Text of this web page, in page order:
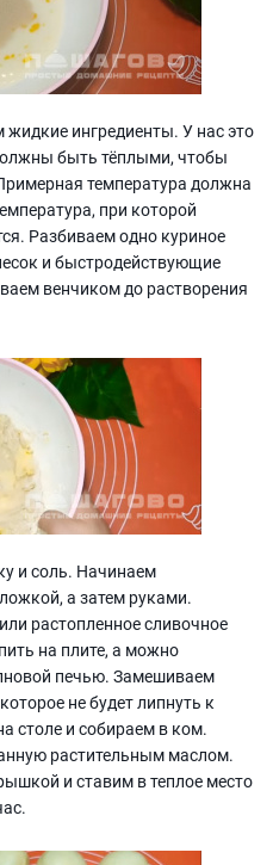
ингредиенты. У нас это
быть тёплыми, чтобы
температура должна
при которой
Разбиваем одно куриное
и быстродействующие
венчиком до растворения
и соль. Начинаем
а затем руками.
растопленное сливочное
на плите, а можно
печью. Замешиваем
не будет липнуть к
столе и собираем в ком.
растительным маслом.
и ставим в теплое место